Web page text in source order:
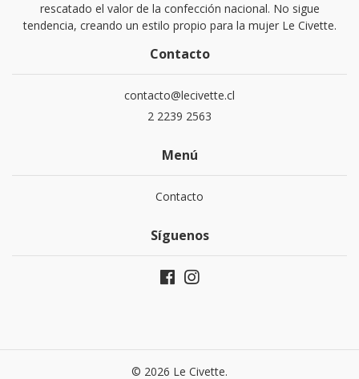
rescatado el valor de la confección nacional. No sigue
tendencia, creando un estilo propio para la mujer Le Civette.
Contacto
contacto@lecivette.cl
2 2239 2563
Menú
Contacto
Síguenos
© 2026 Le Civette.